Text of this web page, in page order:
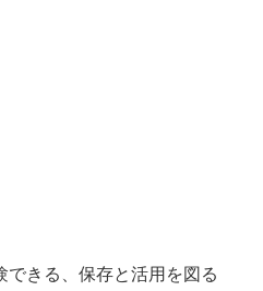
きる、保存と活用を図る